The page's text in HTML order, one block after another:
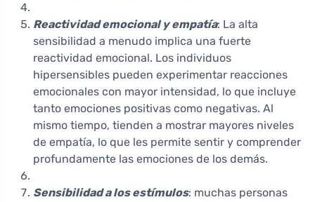
Reactividad emocional y empatía: La alta
sensibilidad a menudo implica una fuerte
reactividad emocional. Los individuos
hipersensibles pueden experimentar reacciones
emocionales con mayor intensidad, lo que incluye
tanto emociones positivas como negativas. Al
mismo tiempo, tienden a mostrar mayores niveles
de empatía, lo que les permite sentir y comprender
profundamente las emociones de los demás.
Sensibilidad a los estímulos: muchas personas